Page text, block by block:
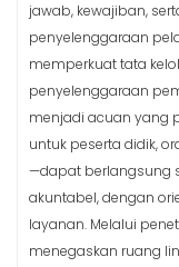
jawab, kewajiban,
penyelenggaraan
memperkuat tata
penyelenggaraan
menjadi acuan yang
untuk peserta didik,
—dapat berlangsung
akuntabel, dengan
layanan. Melalui
menegaskan ruang